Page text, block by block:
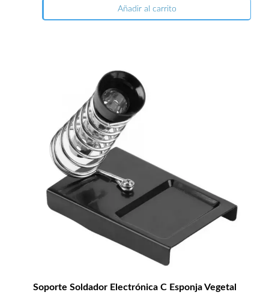
Añadir al carrito
Soporte Soldador Electrónica C Esponja Vegetal